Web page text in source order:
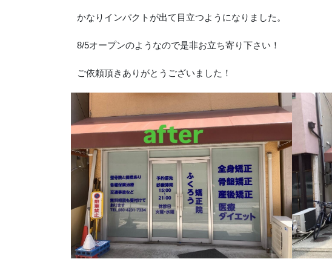
かなりインパクトが出て目立つようになりました。
8/5オープンのようなので是非お立ち寄り下さい！
ご依頼頂きありがとうございました！